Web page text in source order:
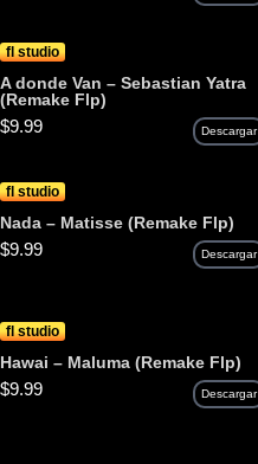
fl studio
A donde Van – Sebastian Yatra
(Remake Flp)
$9.99 Descargar
fl studio
Nada – Matisse (Remake Flp)
$9.99 Descargar
fl studio
Hawai – Maluma (Remake Flp)
$9.99 Descargar